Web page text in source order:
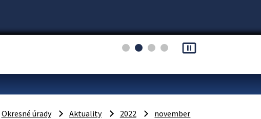
pause_presentation
Okresné úrady Aktuality 2022 november